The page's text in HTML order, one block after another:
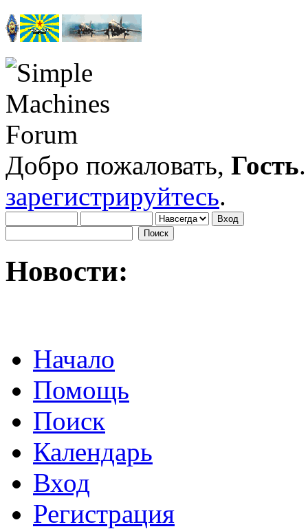
Добро пожаловать, Гость
зарегистрируйтесь.
Новости:
Начало
Помощь
Поиск
Календарь
Вход
Регистрация